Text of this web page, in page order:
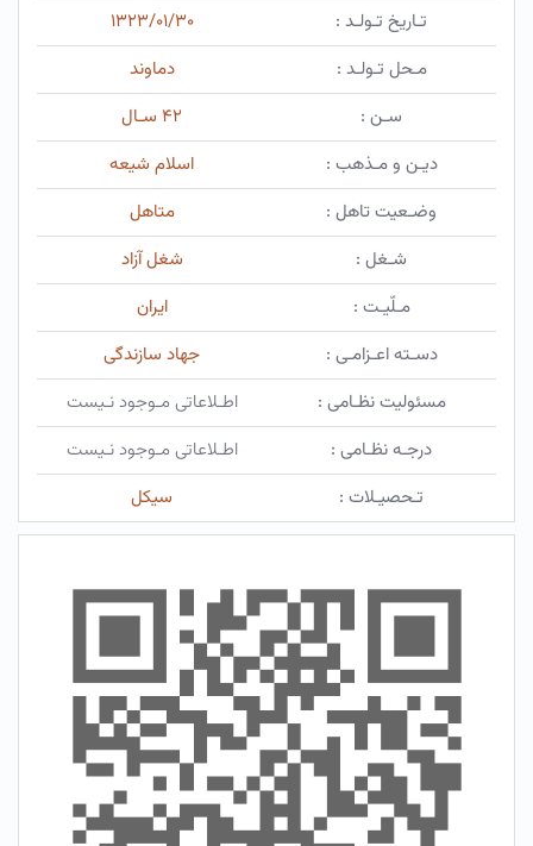
تـاریخ تـولـد :
۱۳۲۳/۰۱/۳۰
مـحل تـولـد :
دماوند
سـن :
۴۲ سـال
دیـن و مـذهب :
اسلام شیعه
وضـعیت تاهل :
متاهل
شـغل :
شغل آزاد
مـلّیـت :
ایران
دسـته اعـزامـی :
جهاد سازندگی
مسئولیت نظـامی :
اطـلاعاتی مـوجود نـیست
درجـه نظـامی :
اطـلاعاتی مـوجود نـیست
تـحصیـلات :
سیکل